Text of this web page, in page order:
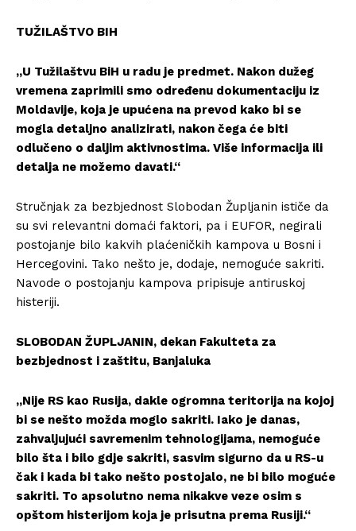
TUŽILAŠTVO BIH
„U Tužilaštvu BiH u radu je predmet. Nakon dužeg
vremena zaprimili smo određenu dokumentaciju iz
Moldavije, koja je upućena na prevod kako bi se
mogla detaljno analizirati, nakon čega će biti
odlučeno o daljim aktivnostima. Više informacija ili
detalja ne možemo davati.“
Stručnjak za bezbjednost Slobodan Župljanin ističe da
su svi relevantni domaći faktori, pa i EUFOR, negirali
postojanje bilo kakvih plaćeničkih kampova u Bosni i
Hercegovini. Tako nešto je, dodaje, nemoguće sakriti.
Navode o postojanju kampova pripisuje antiruskoj
histeriji.
SLOBODAN ŽUPLJANIN, dekan Fakulteta za
bezbjednost i zaštitu, Banjaluka
„Nije RS kao Rusija, dakle ogromna teritorija na kojoj
bi se nešto možda moglo sakriti. Iako je danas,
zahvaljujući savremenim tehnologijama, nemoguće
bilo šta i bilo gdje sakriti, sasvim sigurno da u RS-u
čak i kada bi tako nešto postojalo, ne bi bilo moguće
sakriti. To apsolutno nema nikakve veze osim s
opštom histerijom koja je prisutna prema Rusiji.“